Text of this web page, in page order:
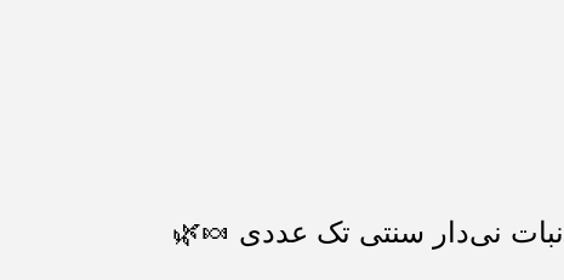
نبات نی‌دار سنتی تک عددی 🍬🌿